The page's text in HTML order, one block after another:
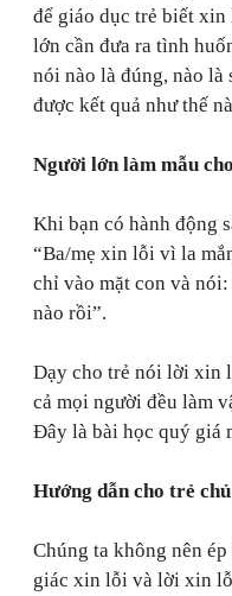
để giáo dục trẻ biết
lớn cần đưa ra tình
nói nào là đúng, nào là
được kết quả như thế
Người lớn làm mẫu
Khi bạn có hành động
“Ba/mẹ xin lỗi vì la
chỉ vào mặt con và nói:
nào rồi”.
Dạy cho trẻ nói lời xin
cả mọi người đều làm
Đây là bài học quý giá
Hướng dẫn cho trẻ
Chúng ta không nên
giác xin lỗi và lời xin